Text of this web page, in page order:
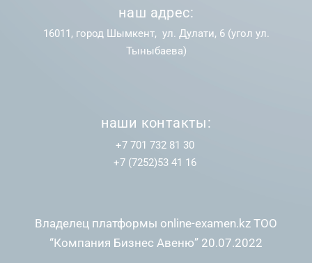
наш адрес:
16011, город Шымкент, ул. Дулати, 6 (угол ул.
Тыныбаева)
наши контакты:
+7 701 732 81 30
+7 (7252)53 41 16
Владелец платформы online-examen.kz ТОО
“Компания Бизнес Авеню” 20.07.2022